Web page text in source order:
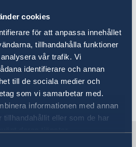
cookies
för att anpassa innehållet
tillhandahålla funktioner
vår trafik. Vi
identifierare och annan
till de sociala medier och
som vi samarbetar med.
informationen med annan
tillhandahållit eller som de har
奈大学的代表也介绍了他们
设一千多个英语授课的学位
就有一千多名中国申请人获
领事馆